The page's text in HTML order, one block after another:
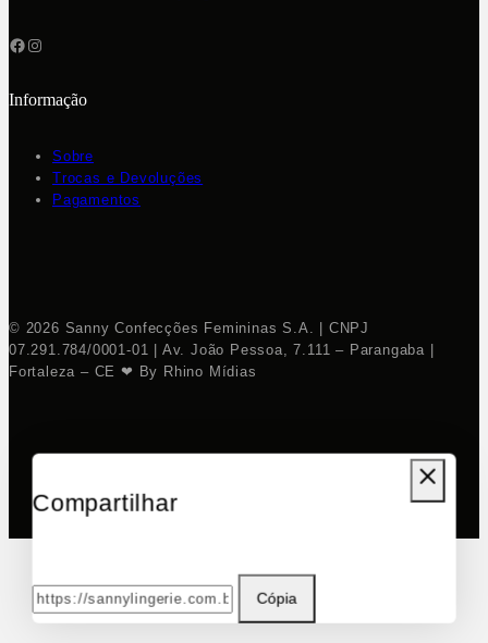
Informação
Sobre
Trocas e Devoluções
Pagamentos
© 2026 Sanny Confecções Femininas S.A. | CNPJ
07.291.784/0001-01 | Av. João Pessoa, 7.111 – Parangaba |
Fortaleza – CE ❤ By Rhino Mídias
Compartilhar
Cópia